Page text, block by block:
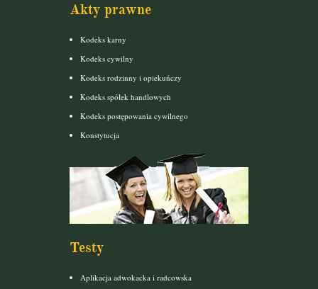
Akty prawne
Kodeks karny
Kodeks cywilny
Kodeks rodzinny i opiekuńczy
Kodeks spółek handlowych
Kodeks postępowania cywilnego
Konstytucja
Testy
Aplikacja adwokacka i radcowska